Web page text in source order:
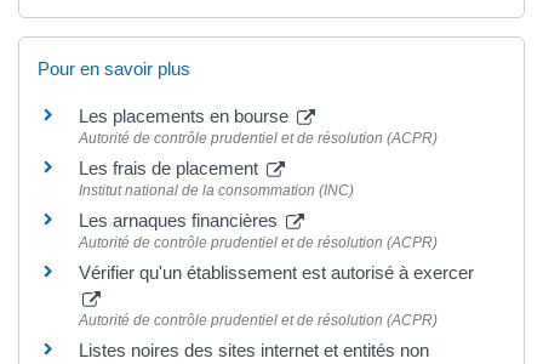
Pour en savoir plus
Les placements en bourse
Autorité de contrôle prudentiel et de résolution (ACPR)
Les frais de placement
Institut national de la consommation (INC)
Les arnaques financières
Autorité de contrôle prudentiel et de résolution (ACPR)
Vérifier qu'un établissement est autorisé à exercer
Autorité de contrôle prudentiel et de résolution (ACPR)
Listes noires des sites internet et entités non